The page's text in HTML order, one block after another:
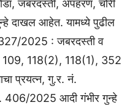
जबरदस्ती, अपहरण, चोरी
दाखल आहेत. यामध्ये पुढील
2025 : जबरदस्ती व
109, 118(2), 118(1), 352
प्रयत्न, गु.र. नं.
2025 आदी गंभीर गुन्हे